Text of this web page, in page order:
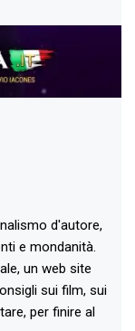
d'autore,
e mondanità.
un web site
sui film, sui
per finire al